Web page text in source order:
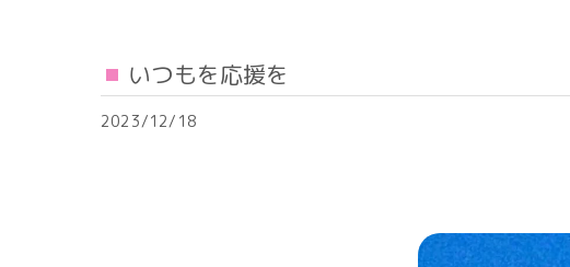
いつもを応援を
2023/12/18